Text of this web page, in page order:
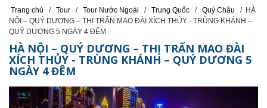
Trang chủ / Tour / Tour Nước Ngoài / Trung Quốc / Quý Châu / HÀ
NỘI – QUÝ DƯƠNG – THỊ TRẤN MAO ĐÀI XÍCH THỦY - TRÙNG KHÁNH –
QUÝ DƯƠNG 5 NGÀY 4 ĐÊM
HÀ NỘI – QUÝ DƯƠNG – THỊ TRẤN MAO ĐÀI
XÍCH THỦY - TRÙNG KHÁNH – QUÝ DƯƠNG 5
NGÀY 4 ĐÊM